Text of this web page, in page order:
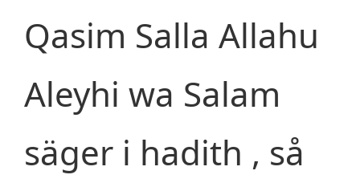
Qasim Salla Allahu
Aleyhi wa Salam
säger i hadith , så